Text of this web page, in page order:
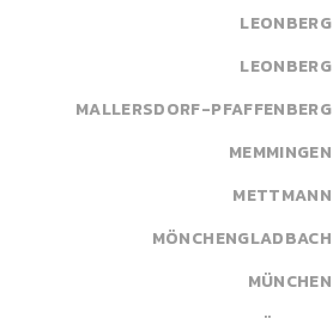
LEONBERG
LEONBERG
MALLERSDORF-PFAFFENBERG
MEMMINGEN
METTMANN
MÖNCHENGLADBACH
MÜNCHEN